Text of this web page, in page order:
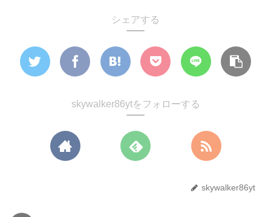
シェアする
skywalker86ytをフォローする
skywalker86yt